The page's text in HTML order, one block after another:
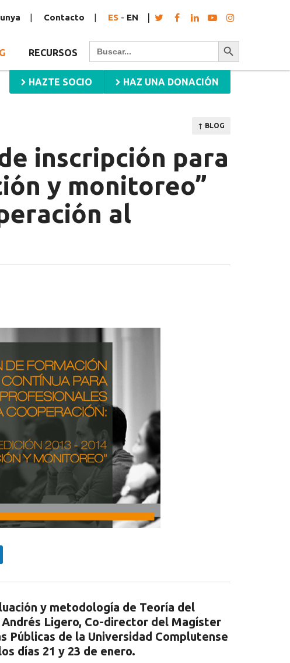
Contacto ES - EN
RECURSOS
Buscar: Botón de búsqueda
HAZTE SOCIO HAZ UNA DONACIÓN
↑ BLOG
inscripción para
y monitoreo”
al
y metodología de Teoría del
Andrés Ligero, Co-director del Magíster
Públicas de la Universidad Complutense
días 21 y 23 de enero.